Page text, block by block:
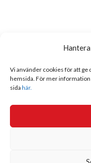
Vi använder cookies för att ge
hemsida. För mer information
sida här.